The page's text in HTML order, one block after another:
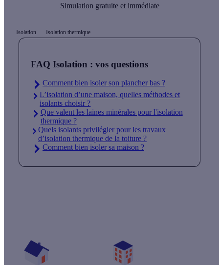
Simulation gratuite et immédiate
Isolation Isolation thermique
FAQ Isolation : vos questions
Comment bien isoler son plancher bas ?
L’isolation d’une maison, quelles méthodes et
isolants choisir ?
Que valent les laines minérales pour l'isolation
thermique ?
Quels isolants privilégier pour les travaux
d’isolation thermique de la toiture ?
Comment bien isoler sa maison ?